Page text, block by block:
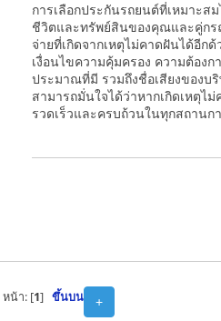
การเลือกประกันรถยนต์ที่เหมาะส
ชีวิตและทรัพย์สินของคุณและคู่ก
จ่ายที่เกิดจากเหตุไม่คาดฝันได้อีก
เงื่อนไขความคุ้มครอง ความต้องก
ประมาณที่มี รวมถึงชื่อเสียงของบ
สามารถมั่นใจได้ว่าหากเกิดเหตุไ
รวดเร็วและครบถ้วนในทุกสถานก
+
หน้า: [1] ขึ้นบน